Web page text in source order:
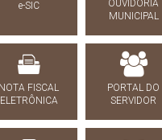
e-SIC
OUVIDORIA
MUNICIPAL
FISCAL
ELETRÔNICA
PORTAL DO
SERVIDOR